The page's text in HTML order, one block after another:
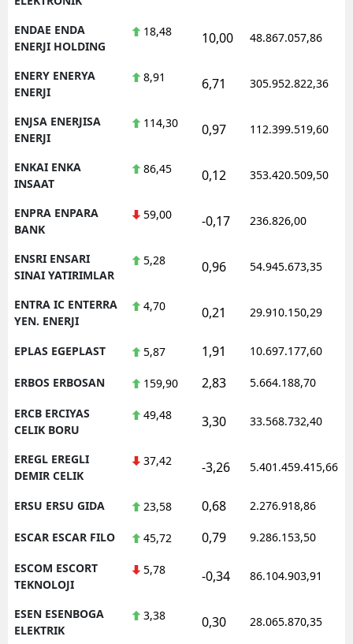
ENDAE ENDA
ENERJI HOLDING
18,48 10,00 48.867.057,86
ENERY ENERYA
ENERJI
8,91 6,71 305.952.822,36
ENJSA ENERJISA
ENERJI
114,30 0,97 112.399.519,60
ENKAI ENKA
INSAAT
86,45 0,12 353.420.509,50
ENPRA ENPARA
BANK
59,00 -0,17 236.826,00
ENSRI ENSARI
SINAI YATIRIMLAR
5,28 0,96 54.945.673,35
ENTRA IC ENTERRA
YEN. ENERJI
4,70 0,21 29.910.150,29
EPLAS EGEPLAST 5,87 1,91 10.697.177,60
ERBOS ERBOSAN 159,90 2,83 5.664.188,70
ERCB ERCIYAS
CELIK BORU
49,48 3,30 33.568.732,40
EREGL EREGLI
DEMIR CELIK
37,42 -3,26 5.401.459.415,66
ERSU ERSU GIDA 23,58 0,68 2.276.918,86
ESCAR ESCAR FILO 45,72 0,79 9.286.153,50
ESCOM ESCORT
TEKNOLOJI
5,78 -0,34 86.104.903,91
ESEN ESENBOGA
ELEKTRIK
3,38 0,30 28.065.870,35